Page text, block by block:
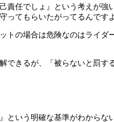
責任でしょ』という考えが
てもらいたがってるんです
トの場合は危険なのはライ
きるが、「被らないと罰
という明確な基準がわから